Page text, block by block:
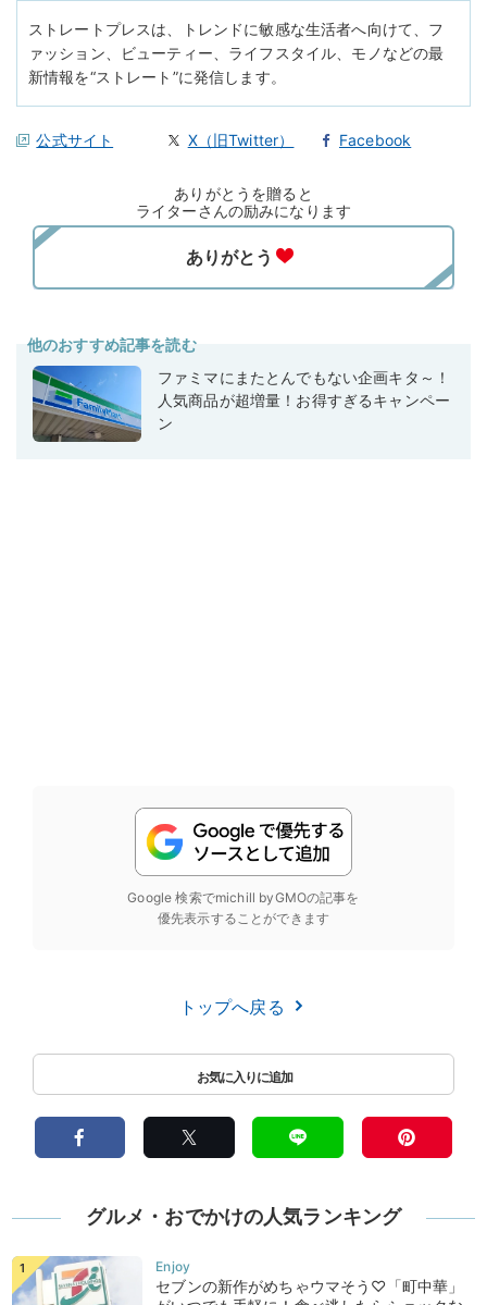
ストレートプレスは、トレンドに敏感な生活者へ向けて、フ
ァッション、ビューティー、ライフスタイル、モノなどの最
新情報を“ストレート”に発信します。
公式サイト X（旧Twitter） Facebook
ありがとうを贈ると
ライターさんの励みになります
他のおすすめ記事を読む
ファミマにまたとんでもない企画キタ～！
人気商品が超増量！お得すぎるキャンペー
ン
Google 検索でmichill byGMOの記事を
優先表示することができます
トップへ戻る
グルメ・おでかけの人気ランキング
セブンの新作がめちゃウマそう♡「町中華」